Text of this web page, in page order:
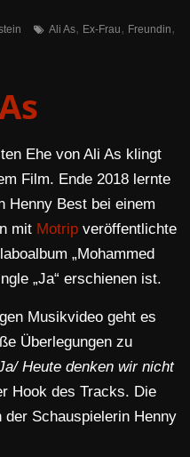
Ali As, Ex-Frau, Freundin,
Ehe von Ali As klingt
Film. Ende 2018 lernte
Henny Best bei einem
mit Motrip veröffentlichte
„Mohammed
„Ja“ erschienen ist.
Musikvideo geht es
Überlegungen zu
Heute denken wir nicht
Hook des Tracks. Die
Schauspielerin Henny